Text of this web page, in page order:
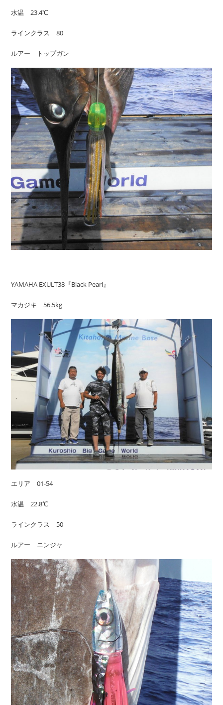
水温 23.4℃
ラインクラス 80
ルアー トップガン
YAMAHA EXULT38『Black Pearl』
マカジキ 56.5kg
エリア 01-54
水温 22.8℃
ラインクラス 50
ルアー ニンジャ